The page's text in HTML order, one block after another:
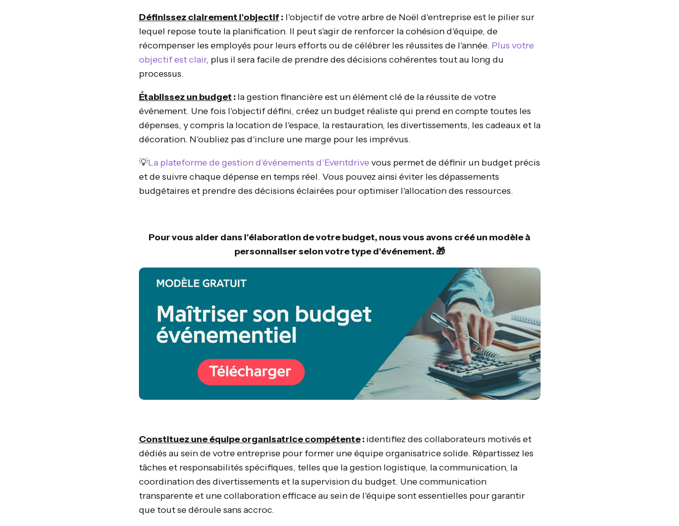
Définissez clairement l'objectif : l'objectif de votre arbre de Noël d'entreprise est le pilier sur
lequel repose toute la planification. Il peut s'agir de renforcer la cohésion d'équipe, de
récompenser les employés pour leurs efforts ou de célébrer les réussites de l'année. Plus votre
objectif est clair, plus il sera facile de prendre des décisions cohérentes tout au long du
processus.
Établissez un budget : la gestion financière est un élément clé de la réussite de votre
événement. Une fois l'objectif défini, créez un budget réaliste qui prend en compte toutes les
dépenses, y compris la location de l'espace, la restauration, les divertissements, les cadeaux et la
décoration. N'oubliez pas d'inclure une marge pour les imprévus.
💡La plateforme de gestion d’événements d’Eventdrive vous permet de définir un budget précis
et de suivre chaque dépense en temps réel. Vous pouvez ainsi éviter les dépassements
budgétaires et prendre des décisions éclairées pour optimiser l'allocation des ressources.
Pour vous aider dans l'élaboration de votre budget, nous vous avons créé un modèle à
personnaliser selon votre type d'événement. 🎁
Constituez une équipe organisatrice compétente: identifiez des collaborateurs motivés et
dédiés au sein de votre entreprise pour former une équipe organisatrice solide. Répartissez les
tâches et responsabilités spécifiques, telles que la gestion logistique, la communication, la
coordination des divertissements et la supervision du budget. Une communication
transparente et une collaboration efficace au sein de l'équipe sont essentielles pour garantir
que tout se déroule sans accroc.